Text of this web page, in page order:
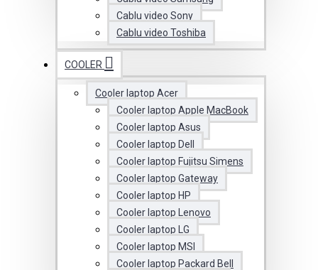
Cablu video Sony
Cablu video Toshiba
COOLER
Cooler laptop Acer
Cooler laptop Apple MacBook
Cooler laptop Asus
Cooler laptop Dell
Cooler laptop Fujitsu Simens
Cooler laptop Gateway
Cooler laptop HP
Cooler laptop Lenovo
Cooler laptop LG
Cooler laptop MSI
Cooler laptop Packard Bell